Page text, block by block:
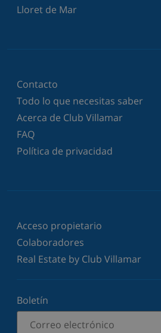
Lloret de Mar
Contacto
Todo lo que necesitas saber
Acerca de Club Villamar
FAQ
Política de privacidad
Acceso propietario
Colaboradores
Real Estate by Club Villamar
Boletín